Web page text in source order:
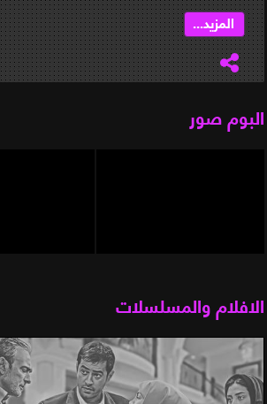
...المزيد...
البوم صور
الافلام والمسلسلات